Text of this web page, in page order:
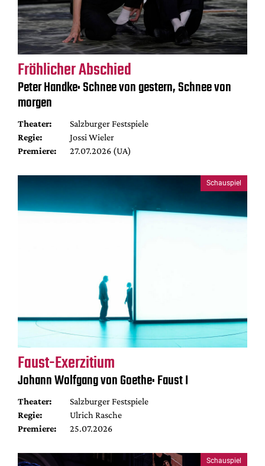
Fröhlicher Abschied
Peter Handke: Schnee von gestern, Schnee von
morgen
Theater:
Salzburger Festspiele
Regie:
Jossi Wieler
Premiere:
27.07.2026 (UA)
Schauspiel
Faust-Exerzitium
Johann Wolfgang von Goethe: Faust I
Theater:
Salzburger Festspiele
Regie:
Ulrich Rasche
Premiere:
25.07.2026
Schauspiel